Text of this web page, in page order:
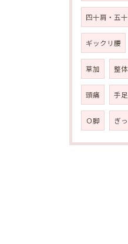
四十肩・五
ギックリ腰
草加 整体
頭痛 手
Ｏ脚 ぎ